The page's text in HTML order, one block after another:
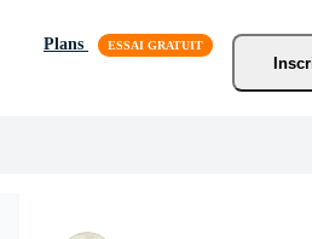
Plans